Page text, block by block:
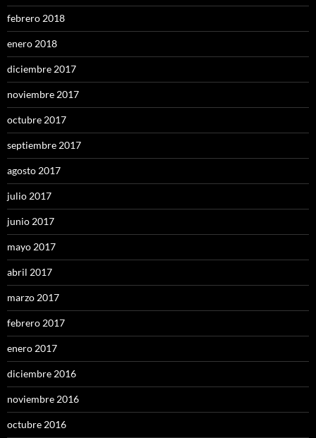
febrero 2018
enero 2018
diciembre 2017
noviembre 2017
octubre 2017
septiembre 2017
agosto 2017
julio 2017
junio 2017
mayo 2017
abril 2017
marzo 2017
febrero 2017
enero 2017
diciembre 2016
noviembre 2016
octubre 2016